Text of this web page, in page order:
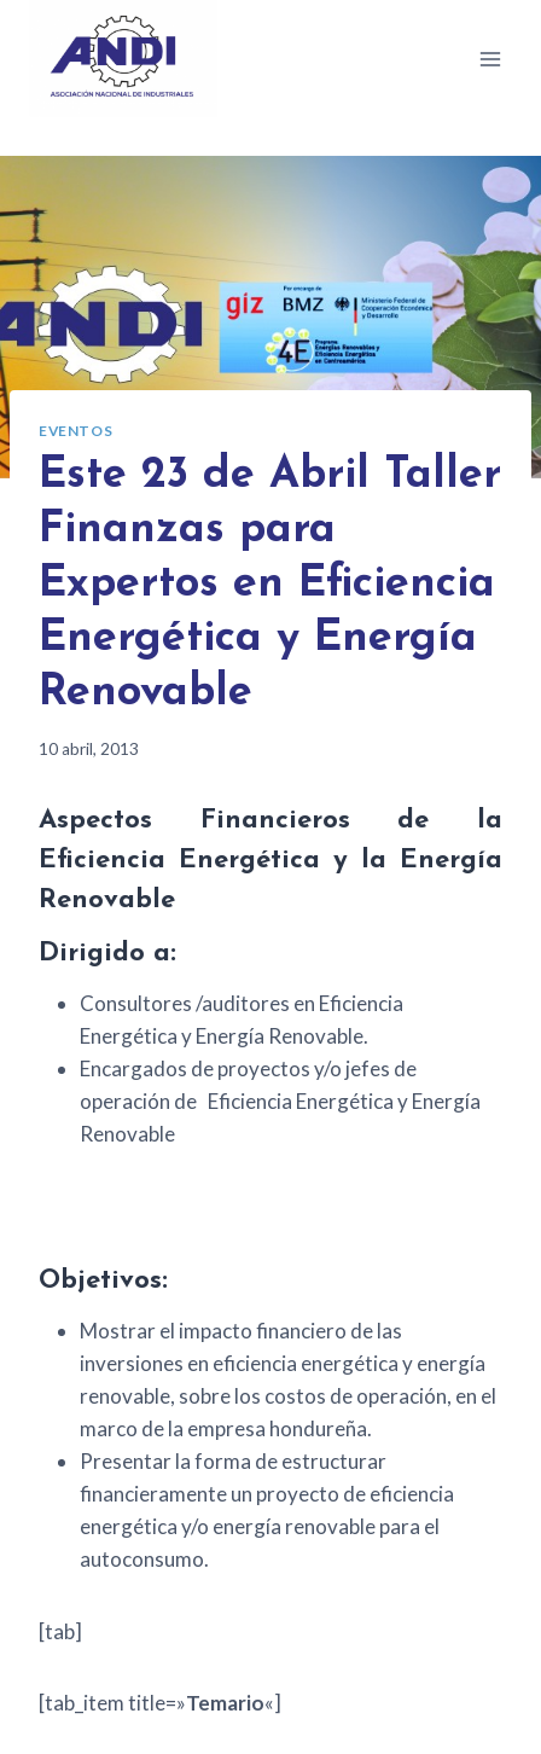
EVENTOS
Este 23 de Abril Taller
Finanzas para
Expertos en Eficiencia
Energética y Energía
Renovable
10 abril, 2013
Aspectos Financieros de la
Eficiencia Energética y la Energía
Renovable
Dirigido a:
Consultores /auditores en Eficiencia
Energética y Energía Renovable.
Encargados de proyectos y/o jefes de
operación de Eficiencia Energética y Energía
Renovable
Objetivos:
Mostrar el impacto financiero de las
inversiones en eficiencia energética y energía
renovable, sobre los costos de operación, en el
marco de la empresa hondureña.
Presentar la forma de estructurar
financieramente un proyecto de eficiencia
energética y/o energía renovable para el
autoconsumo.
[tab]
[tab_item title=»Temario«]